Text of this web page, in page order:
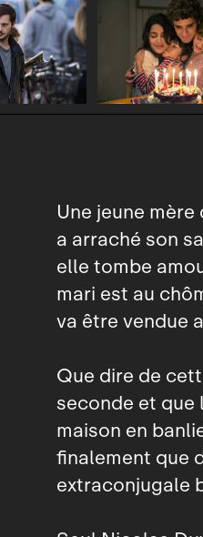
Une jeune
a arraché son
elle tombe
mari est au
va être vendue
Que dire de
seconde et
maison en
finalement que
extraconjugale